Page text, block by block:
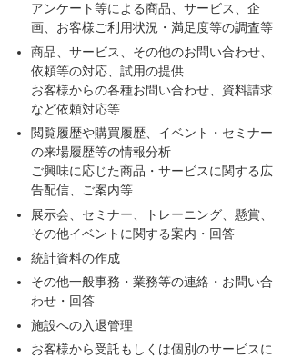
アンケート等による商品、サービス、企
画、お客様ご利用状況・満足度等の調査等
商品、サービス、その他のお問い合わせ、
依頼等の対応、試用の提供
お客様からの各種お問い合わせ、資料請求
など依頼対応等
閲覧履歴や購買履歴、イベント・セミナー
の来場履歴等の情報分析
ご興味に応じた商品・サービスに関する広
告配信、ご案内等
展示会、セミナー、トレーニング、懸賞、
その他イベントに関する案内・回答
統計資料の作成
その他一般事務・業務等の連絡・お問い合
わせ・回答
施設への入退管理
お客様から受託もしくは個別のサービスに